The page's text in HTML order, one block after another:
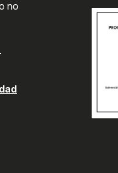
no